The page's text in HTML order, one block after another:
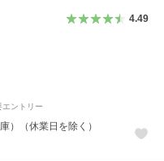
4.49
エントリー
）（休業日を除く）